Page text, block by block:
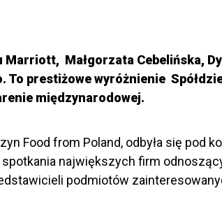
Małgorzata Cebelińska,
prestiżowe wyróżnienie
międzynarodowej.
Food from Poland, odbyła się pod
największych firm
podmiotów